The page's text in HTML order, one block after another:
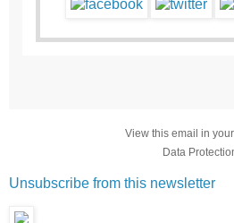
View this email in
Data
Unsubscribe from this newsletter